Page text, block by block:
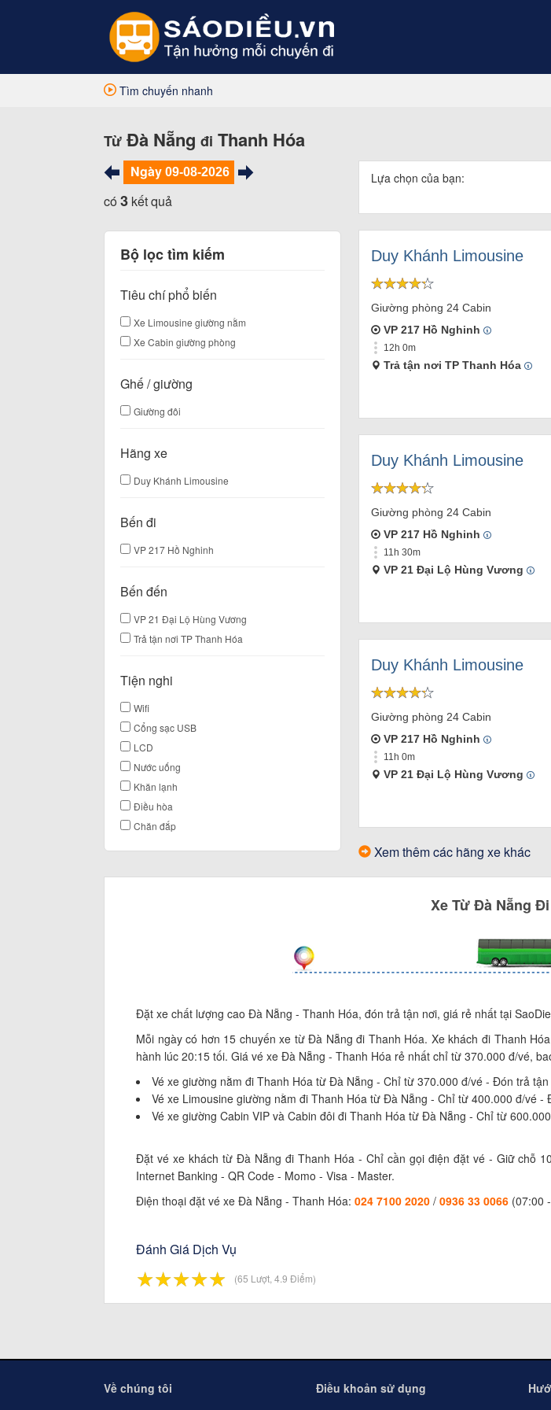
Tìm chuyến nhanh
Từ Đà Nẵng đi Thanh Hóa
Ngày
có 3 kết quả
Bộ lọc tìm kiếm
Tiêu chí phổ biến
Xe Limousine giường nằm
Xe Cabin giường phòng
Ghế / giường
Giường đôi
Hãng xe
Duy Khánh Limousine
Bến đi
VP 217 Hồ Nghinh
Bến đến
VP 21 Đại Lộ Hùng Vương
Trả tận nơi TP Thanh Hóa
Tiện nghi
Wifi
Cổng sạc USB
LCD
Nước uống
Khăn lạnh
Điều hòa
Chăn đắp
Lựa chọn của bạn:
Duy Khánh Limousine
Giường phòng 24 Cabin
VP 217 Hồ Nghinh
12h 0m
Trả tận nơi TP Thanh Hóa
Duy Khánh Limousine
Giường phòng 24 Cabin
VP 217 Hồ Nghinh
11h 30m
VP 21 Đại Lộ Hùng Vương
Duy Khánh Limousine
Giường phòng 24 Cabin
VP 217 Hồ Nghinh
11h 0m
VP 21 Đại Lộ Hùng Vương
Xem thêm các hãng xe khác
Xe TừĐà Nẵng Đi
Đặt xe chất lượng cao Đà Nẵng - Thanh Hóa, đón trả tận nơi, giá rẻ nhất tại
Mỗi ngày có hơn 15 chuyến xe từ Đà Nẵng đi Thanh Hóa. Xe khách đi Thanh
hành lúc 20:15 tối. Giá vé xe Đà Nẵng - Thanh Hóa rẻ nhất chỉ từ 370.000 đ/vé,
Vé xe giường nằm đi Thanh Hóa từ Đà Nẵng - Chỉ từ 370.000 đ/vé - Đón trả tận
Vé xe Limousine giường nằm đi Thanh Hóa từ Đà Nẵng - Chỉ từ 400.000 đ/vé -
Vé xe giường Cabin VIP và Cabin đôi đi Thanh Hóa từ Đà Nẵng - Chỉ từ
Đặt vé xe khách từ Đà Nẵng đi Thanh Hóa - Chỉ cần gọi điện đặt vé - Giữ chỗ
Internet Banking - QR Code - Momo - Visa - Master.
Điện thoại đặt vé xe Đà Nẵng - Thanh Hóa: 024 7100 2020 / 0936 33 0066 (07:00
Đánh Giá Dịch Vụ
☆☆☆☆☆
★★★★★ (65 Lượt, 4.9 Điểm)
Về chúng tôi
Điều khoản sử dụng